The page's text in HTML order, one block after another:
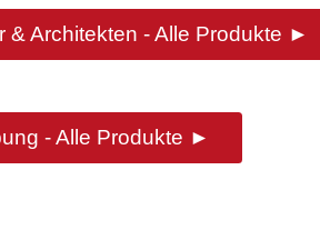
& Architekten - Alle Produkte ►
- Alle Produkte ►